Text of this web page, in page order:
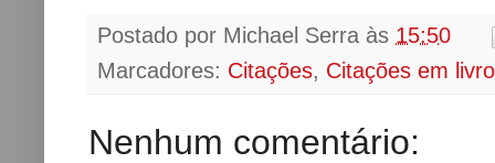
Postado por Michael Serra às 15:50
Marcadores: Citações, Citações em
Nenhum comentário: